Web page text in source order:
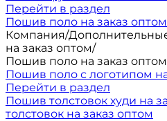
Перейти в раздел
Пошив поло на заказ оптом
Компания/
на заказ оптом/
Пошив поло на заказ оптом
Пошив поло с логотипом
Перейти в раздел
Пошив толстовок худи на
толстовок на заказ оптом